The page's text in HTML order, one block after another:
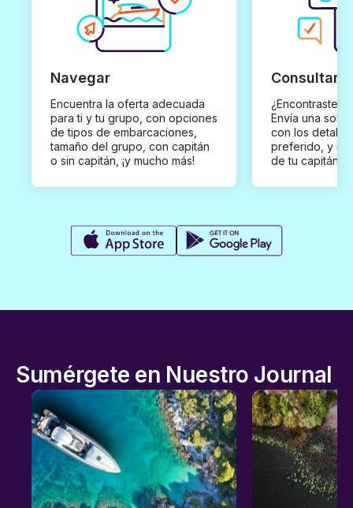
Navegar
Encuentra la oferta adecuada
para ti y tu grupo, con opciones
de tipos de embarcaciones,
tamaño del grupo, con capitán
o sin capitán, ¡y mucho más!
Consultar
¿Encontraste
Envía una
con los
preferido, y
de tu capitán
Sumérgete en Nuestro Journal